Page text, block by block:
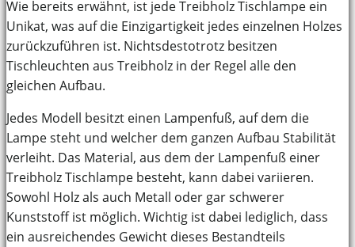
Wie bereits erwähnt, ist jede Treibholz Tischlampe ein
Unikat, was auf die Einzigartigkeit jedes einzelnen Holzes
zurückzuführen ist. Nichtsdestotrotz besitzen
Tischleuchten aus Treibholz in der Regel alle den
gleichen Aufbau.
Jedes Modell besitzt einen Lampenfuß, auf dem die
Lampe steht und welcher dem ganzen Aufbau Stabilität
verleiht. Das Material, aus dem der Lampenfuß einer
Treibholz Tischlampe besteht, kann dabei variieren.
Sowohl Holz als auch Metall oder gar schwerer
Kunststoff ist möglich. Wichtig ist dabei lediglich, dass
ein ausreichendes Gewicht dieses Bestandteils